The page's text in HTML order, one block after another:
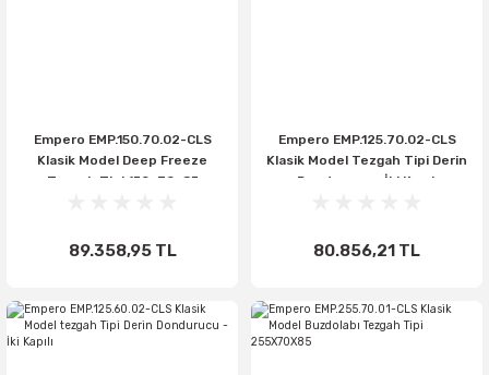
Empero EMP.150.70.02-CLS
Klasik Model Deep Freeze
Tezgah Tipi 150x70x85
89.358,95 TL
Empero EMP.125.70.02-CLS
Klasik Model Tezgah Tipi Derin
Dondurucu - İki Kapılı
80.856,21 TL